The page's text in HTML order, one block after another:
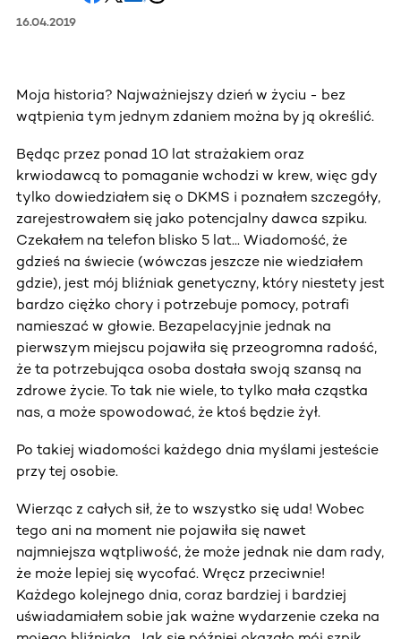
16.04.2019
Moja historia? Najważniejszy dzień w życiu - bez
wątpienia tym jednym zdaniem można by ją określić.
Będąc przez ponad 10 lat strażakiem oraz
krwiodawcą to pomaganie wchodzi w krew, więc gdy
tylko dowiedziałem się o DKMS i poznałem szczegóły,
zarejestrowałem się jako potencjalny dawca szpiku.
Czekałem na telefon blisko 5 lat... Wiadomość, że
gdzieś na świecie (wówczas jeszcze nie wiedziałem
gdzie), jest mój bliźniak genetyczny, który niestety jest
bardzo ciężko chory i potrzebuje pomocy, potrafi
namieszać w głowie. Bezapelacyjnie jednak na
pierwszym miejscu pojawiła się przeogromna radość,
że ta potrzebująca osoba dostała swoją szansą na
zdrowe życie. To tak nie wiele, to tylko mała cząstka
nas, a może spowodować, że ktoś będzie żył.
Po takiej wiadomości każdego dnia myślami jesteście
przy tej osobie.
Wierząc z całych sił, że to wszystko się uda! Wobec
tego ani na moment nie pojawiła się nawet
najmniejsza wątpliwość, że może jednak nie dam rady,
że może lepiej się wycofać. Wręcz przeciwnie!
Każdego kolejnego dnia, coraz bardziej i bardziej
uświadamiałem sobie jak ważne wydarzenie czeka na